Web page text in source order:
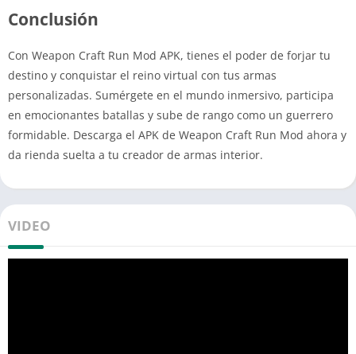
Conclusión
Con Weapon Craft Run Mod APK, tienes el poder de forjar tu
destino y conquistar el reino virtual con tus armas
personalizadas. Sumérgete en el mundo inmersivo, participa
en emocionantes batallas y sube de rango como un guerrero
formidable. Descarga el APK de Weapon Craft Run Mod ahora y
da rienda suelta a tu creador de armas interior.
VIDEO